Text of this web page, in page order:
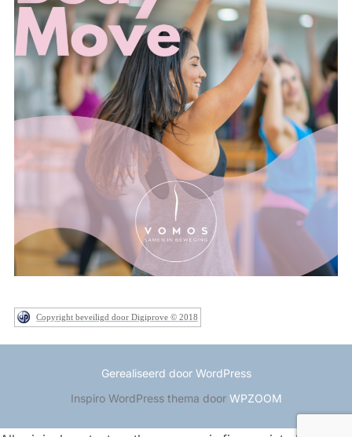
Copyright beveiligd door Digiprove © 2018
Gerealiseerd door WordPress
Inspiro WordPress thema door WPZOOM